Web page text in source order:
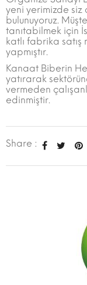
yeni yerimizde siz
bulunuyoruz.
tanıtabilmek için
katlı fabrika satış
yapmıştır.
Kanaat Biberin
yatırarak
vermeden
edinmiştir.
Share :